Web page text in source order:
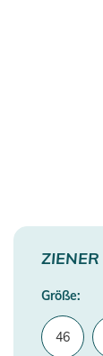
ZIENER
Größe:
46